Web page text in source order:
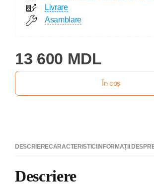
Livrare
Asamblare
13 600 MDL
În coș
DESCRIERECARACTERISTICIINFORMAȚII
Descriere